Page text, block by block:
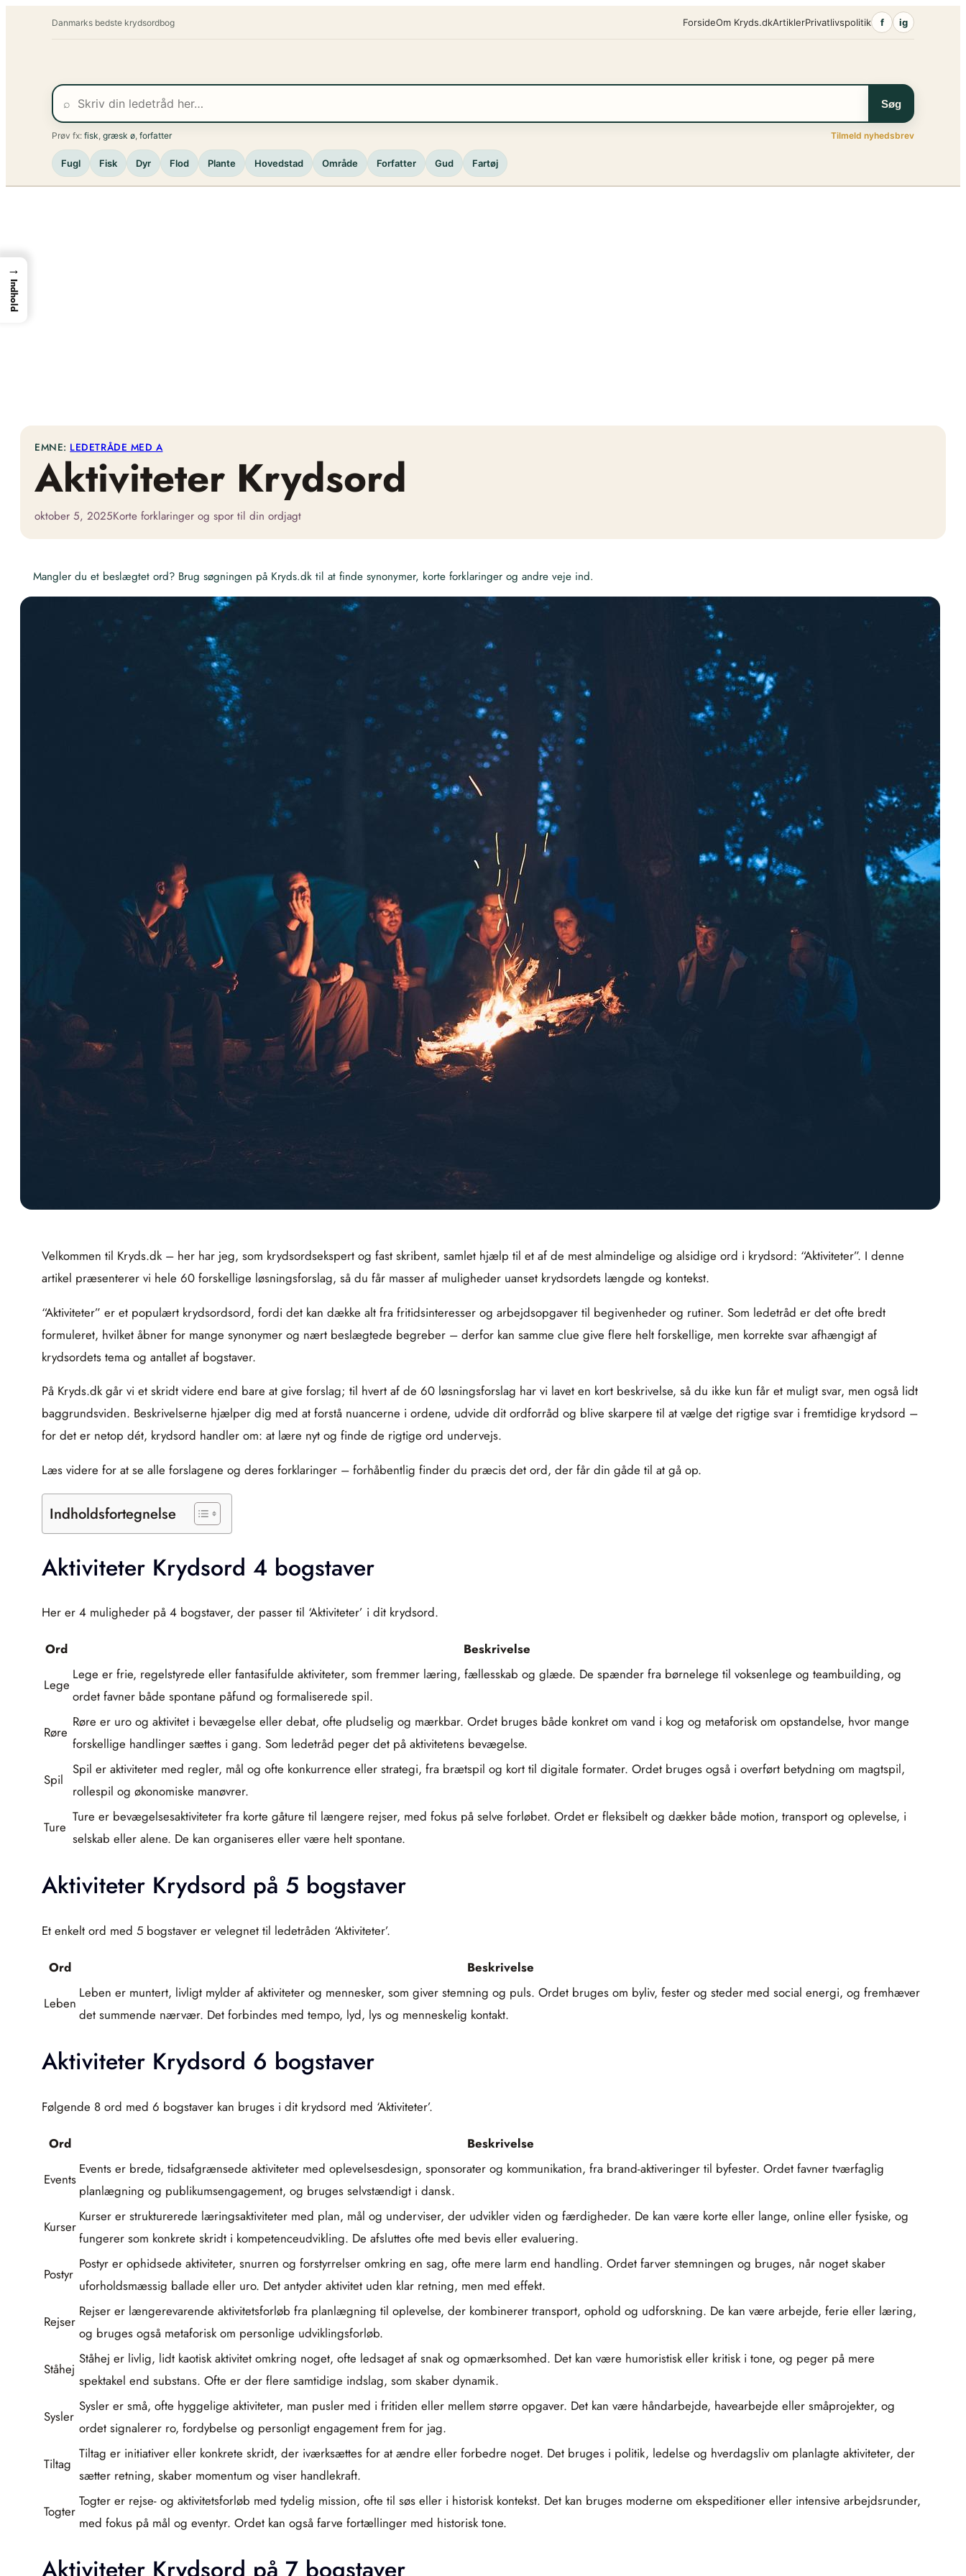
Danmarks bedste krydsordbog ForsideOm Kryds.dkArtiklerPrivatlivspolitik f ig
⌕ Søg
Prøv fx: fisk græsk ø forfatter Tilmeld nyhedsbrev
Fugl Fisk Dyr Flod Plante Hovedstad Område Forfatter Gud Fartøj
EMNE: LEDETRÅDE MED A
Aktiviteter Krydsord
oktober 5, 2025Korte forklaringer og spor til din ordjagt
Mangler du et beslægtet ord? Brug søgningen på Kryds.dk til at finde synonymer, korte forklaringer og andre veje ind.
Velkommen til Kryds.dk – her har jeg, som krydsordsekspert og fast skribent, samlet hjælp til et af de mest almindelige og alsidige ord i krydsord: “Aktiviteter”. I denne
artikel præsenterer vi hele 60 forskellige løsningsforslag, så du får masser af muligheder uanset krydsordets længde og kontekst.
“Aktiviteter” er et populært krydsordsord, fordi det kan dække alt fra fritidsinteresser og arbejdsopgaver til begivenheder og rutiner. Som ledetråd er det ofte bredt
formuleret, hvilket åbner for mange synonymer og nært beslægtede begreber – derfor kan samme clue give flere helt forskellige, men korrekte svar afhængigt af
krydsordets tema og antallet af bogstaver.
På Kryds.dk går vi et skridt videre end bare at give forslag; til hvert af de 60 løsningsforslag har vi lavet en kort beskrivelse, så du ikke kun får et muligt svar, men også lidt
baggrundsviden. Beskrivelserne hjælper dig med at forstå nuancerne i ordene, udvide dit ordforråd og blive skarpere til at vælge det rigtige svar i fremtidige krydsord –
for det er netop dét, krydsord handler om: at lære nyt og finde de rigtige ord undervejs.
Læs videre for at se alle forslagene og deres forklaringer – forhåbentlig finder du præcis det ord, der får din gåde til at gå op.
Indholdsfortegnelse
Aktiviteter Krydsord 4 bogstaver
Her er 4 muligheder på 4 bogstaver, der passer til ‘Aktiviteter’ i dit krydsord.
Ord Beskrivelse
Lege
Lege er frie, regelstyrede eller fantasifulde aktiviteter, som fremmer læring, fællesskab og glæde. De spænder fra børnelege til voksenlege og teambuilding, og
ordet favner både spontane påfund og formaliserede spil.
Røre
Røre er uro og aktivitet i bevægelse eller debat, ofte pludselig og mærkbar. Ordet bruges både konkret om vand i kog og metaforisk om opstandelse, hvor mange
forskellige handlinger sættes i gang. Som ledetråd peger det på aktivitetens bevægelse.
Spil
Spil er aktiviteter med regler, mål og ofte konkurrence eller strategi, fra brætspil og kort til digitale formater. Ordet bruges også i overført betydning om magtspil,
rollespil og økonomiske manøvrer.
Ture
Ture er bevægelsesaktiviteter fra korte gåture til længere rejser, med fokus på selve forløbet. Ordet er fleksibelt og dækker både motion, transport og oplevelse, i
selskab eller alene. De kan organiseres eller være helt spontane.
Aktiviteter Krydsord på 5 bogstaver
Et enkelt ord med 5 bogstaver er velegnet til ledetråden ‘Aktiviteter’.
Ord Beskrivelse
Leben
Leben er muntert, livligt mylder af aktiviteter og mennesker, som giver stemning og puls. Ordet bruges om byliv, fester og steder med social energi, og fremhæver
det summende nærvær. Det forbindes med tempo, lyd, lys og menneskelig kontakt.
Aktiviteter Krydsord 6 bogstaver
Følgende 8 ord med 6 bogstaver kan bruges i dit krydsord med ‘Aktiviteter’.
Ord Beskrivelse
Events
Events er brede, tidsafgrænsede aktiviteter med oplevelsesdesign, sponsorater og kommunikation, fra brand-aktiveringer til byfester. Ordet favner tværfaglig
planlægning og publikumsengagement, og bruges selvstændigt i dansk.
Kurser
Kurser er strukturerede læringsaktiviteter med plan, mål og underviser, der udvikler viden og færdigheder. De kan være korte eller lange, online eller fysiske, og
fungerer som konkrete skridt i kompetenceudvikling. De afsluttes ofte med bevis eller evaluering.
Postyr
Postyr er ophidsede aktiviteter, snurren og forstyrrelser omkring en sag, ofte mere larm end handling. Ordet farver stemningen og bruges, når noget skaber
uforholdsmæssig ballade eller uro. Det antyder aktivitet uden klar retning, men med effekt.
Rejser
Rejser er længerevarende aktivitetsforløb fra planlægning til oplevelse, der kombinerer transport, ophold og udforskning. De kan være arbejde, ferie eller læring,
og bruges også metaforisk om personlige udviklingsforløb.
Ståhej
Ståhej er livlig, lidt kaotisk aktivitet omkring noget, ofte ledsaget af snak og opmærksomhed. Det kan være humoristisk eller kritisk i tone, og peger på mere
spektakel end substans. Ofte er der flere samtidige indslag, som skaber dynamik.
Sysler
Sysler er små, ofte hyggelige aktiviteter, man pusler med i fritiden eller mellem større opgaver. Det kan være håndarbejde, havearbejde eller småprojekter, og
ordet signalerer ro, fordybelse og personligt engagement frem for jag.
Tiltag
Tiltag er initiativer eller konkrete skridt, der iværksættes for at ændre eller forbedre noget. Det bruges i politik, ledelse og hverdagsliv om planlagte aktiviteter, der
sætter retning, skaber momentum og viser handlekraft.
Togter
Togter er rejse- og aktivitetsforløb med tydelig mission, ofte til søs eller i historisk kontekst. Det kan bruges moderne om ekspeditioner eller intensive arbejdsrunder,
med fokus på mål og eventyr. Ordet kan også farve fortællinger med historisk tone.
→
Indhold